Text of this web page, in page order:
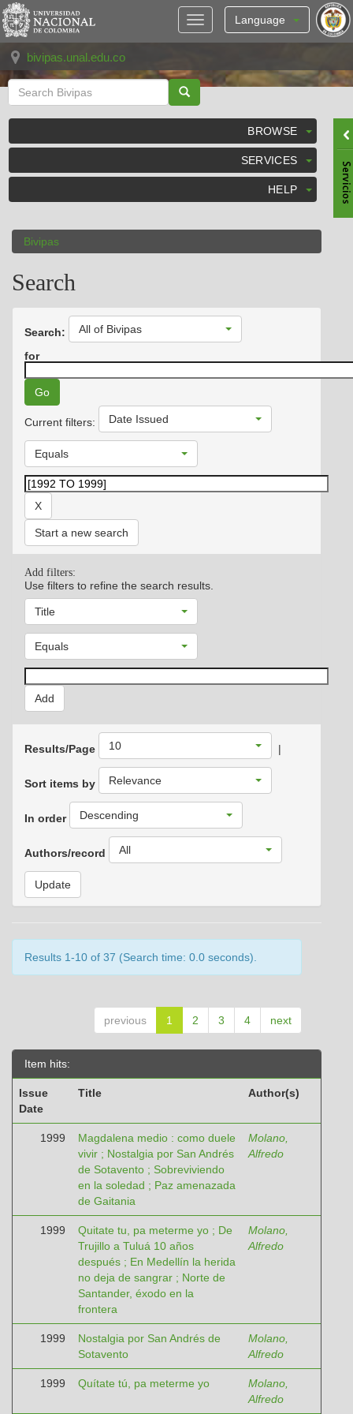
Skip
navigation
Language
bivipas.unal.edu.co
BROWSE
SERVICES
HELP
Bivipas
Search
Search: All of Bivipas
for
Current filters: Date Issued
Equals
Start a new search
Add filters:
Use filters to refine the search results.
Title
Equals
Results/Page 10 |
Sort items by Relevance
In order Descending
Authors/record All
Results 1-10 of 37 (Search time: 0.0 seconds).
previous 1 2 3 4 next
Item hits:
Issue
Date
Title Author(s)
1999
Magdalena medio : como duele
vivir ; Nostalgia por San Andrés
de Sotavento ; Sobreviviendo
en la soledad ; Paz amenazada
de Gaitania
Molano,
Alfredo
1999
Quitate tu, pa meterme yo ; De
Trujillo a Tuluá 10 años
después ; En Medellín la herida
no deja de sangrar ; Norte de
Santander, éxodo en la
frontera
Molano,
Alfredo
1999
Nostalgia por San Andrés de
Sotavento
Molano,
Alfredo
1999 Quítate tú, pa meterme yo
Molano,
Alfredo